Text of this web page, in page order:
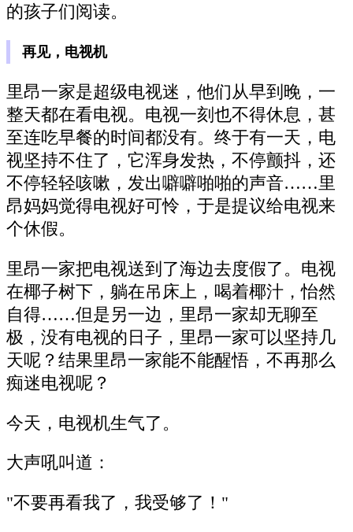
的孩子们阅读。
再见，电视机
里昂一家是超级电视迷，他们从早到晚，一
整天都在看电视。电视一刻也不得休息，甚
至连吃早餐的时间都没有。终于有一天，电
视坚持不住了，它浑身发热，不停颤抖，还
不停轻轻咳嗽，发出噼噼啪啪的声音……里
昂妈妈觉得电视好可怜，于是提议给电视来
个休假。
里昂一家把电视送到了海边去度假了。电视
在椰子树下，躺在吊床上，喝着椰汁，怡然
自得……但是另一边，里昂一家却无聊至
极，没有电视的日子，里昂一家可以坚持几
天呢？结果里昂一家能不能醒悟，不再那么
痴迷电视呢？
今天，电视机生气了。
大声吼叫道：
"不要再看我了，我受够了！"